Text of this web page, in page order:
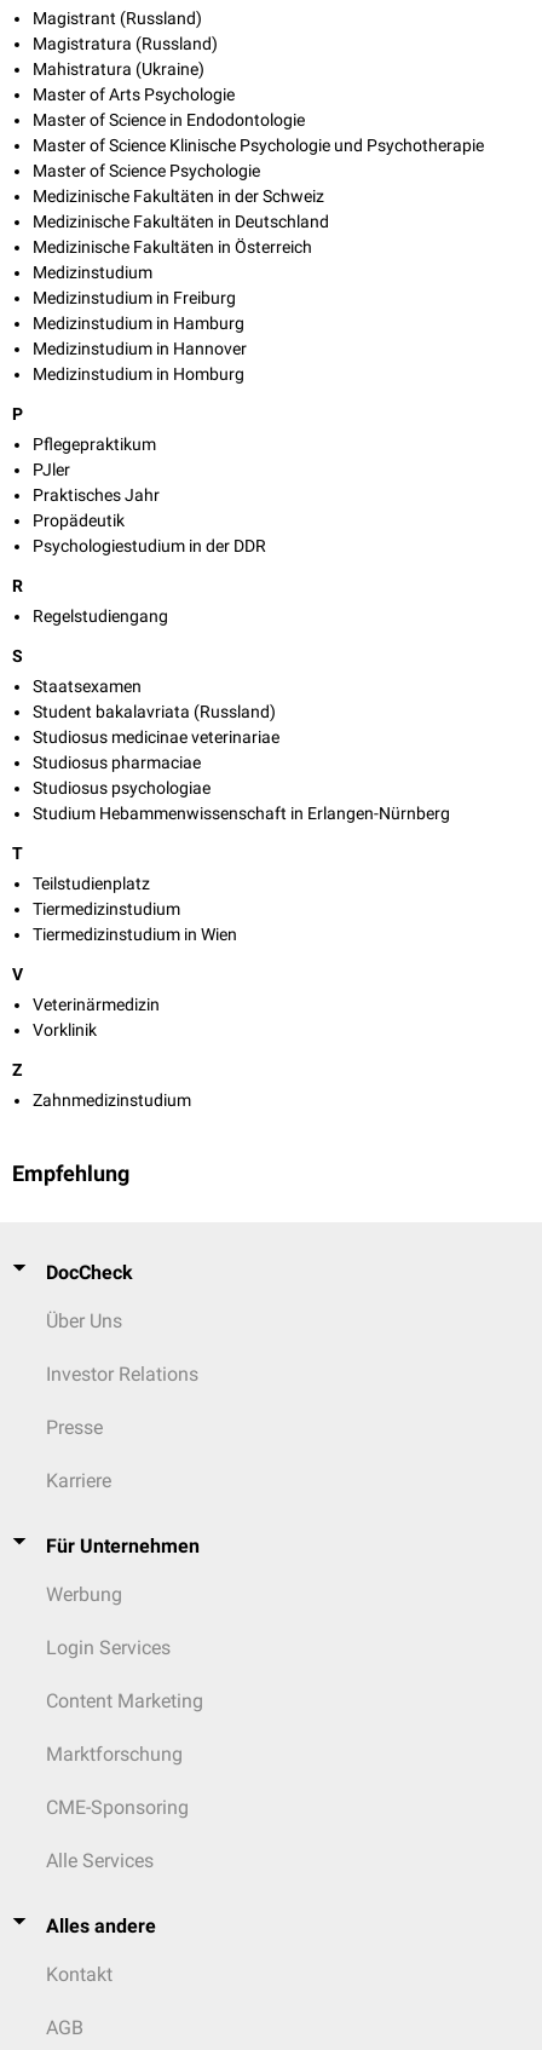
Magistrant (Russland)
Magistratura (Russland)
Mahistratura (Ukraine)
Master of Arts Psychologie
Master of Science in Endodontologie
Master of Science Klinische Psychologie und Psychotherapie
Master of Science Psychologie
Medizinische Fakultäten in der Schweiz
Medizinische Fakultäten in Deutschland
Medizinische Fakultäten in Österreich
Medizinstudium
Medizinstudium in Freiburg
Medizinstudium in Hamburg
Medizinstudium in Hannover
Medizinstudium in Homburg
P
Pflegepraktikum
PJler
Praktisches Jahr
Propädeutik
Psychologiestudium in der DDR
R
Regelstudiengang
S
Staatsexamen
Student bakalavriata (Russland)
Studiosus medicinae veterinariae
Studiosus pharmaciae
Studiosus psychologiae
Studium Hebammenwissenschaft in Erlangen-Nürnberg
T
Teilstudienplatz
Tiermedizinstudium
Tiermedizinstudium in Wien
V
Veterinärmedizin
Vorklinik
Z
Zahnmedizinstudium
Empfehlung
DocCheck
Über Uns
Investor Relations
Presse
Karriere
Für Unternehmen
Werbung
Login Services
Content Marketing
Marktforschung
CME-Sponsoring
Alle Services
Alles andere
Kontakt
AGB